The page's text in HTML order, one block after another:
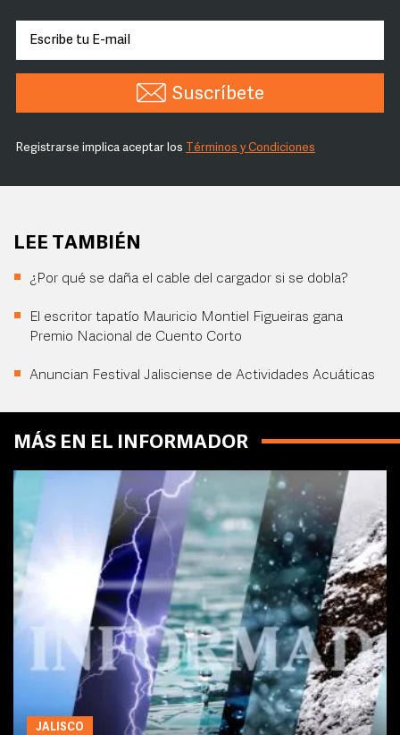
Suscríbete
Registrarse implica aceptar los Términos y Condiciones
LEE TAMBIÉN
¿Por qué se daña el cable del cargador si se dobla?
El escritor tapatío Mauricio Montiel Figueiras gana
Premio Nacional de Cuento Corto
Anuncian Festival Jalisciense de Actividades Acuáticas
MÁS EN EL INFORMADOR
JALISCO